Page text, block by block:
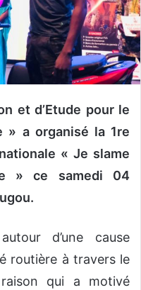
et d’Etude pour le
» a organisé la 1re
« Je slame
» ce samedi 04
d’une cause
routière à travers le
qui a motivé